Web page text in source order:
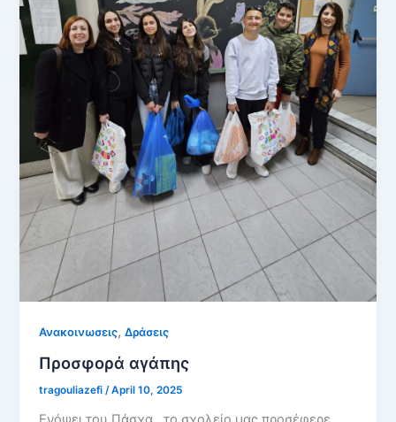
Ανακοινωσεις,Δράσεις
Προσφορά αγάπης
tragouliazefi/April 10, 2025